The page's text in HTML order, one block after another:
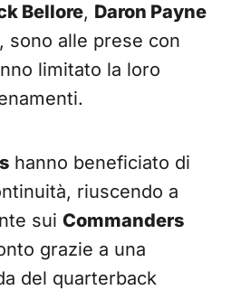
Bellore, Daron Payne
, sono alle prese con
limitato la loro
hanno beneficiato di
riuscendo a
sui Commanders
grazie a una
del quarterback